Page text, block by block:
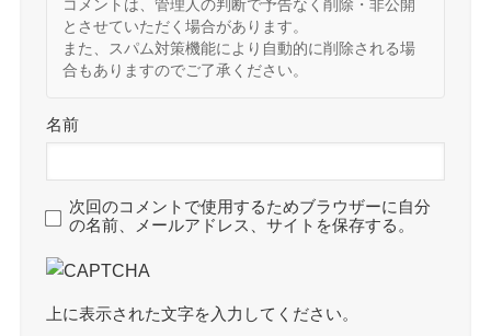
コメントは、管理人の判断で予告なく削除・非公開
とさせていただく場合があります。
また、スパム対策機能により自動的に削除される場
合もありますのでご了承ください。
名前
次回のコメントで使用するためブラウザーに自分
の名前、メールアドレス、サイトを保存する。
上に表示された文字を入力してください。